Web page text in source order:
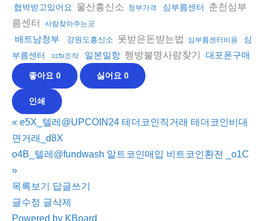
협박받고있어요 울산흥신소 청부가격 심부름센터
춘천심부
름센터
사람찾아주는곳
배트남청부 강원도흥신소 못받은돈받는법 심부름센터비용
심
부름센터
cctv조작 일본밀항 행방불명사람찾기 대포폰구매
좋아요 0 싫어요 0
인쇄
« e5X_텔레@UPCOIN24 테더코인직거래 테더코인비대
면거래_d8X
o4B_텔레@fundwash 알트코인매입 비트코인환전 _o1C
»
목록보기 답글쓰기
글수정 글삭제
Powered by KBoard